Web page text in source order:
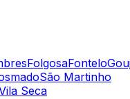
FolgosaFontelo
São Martinho
Seca